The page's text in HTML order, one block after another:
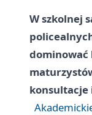
W szkolnej
dominować
konsultacje